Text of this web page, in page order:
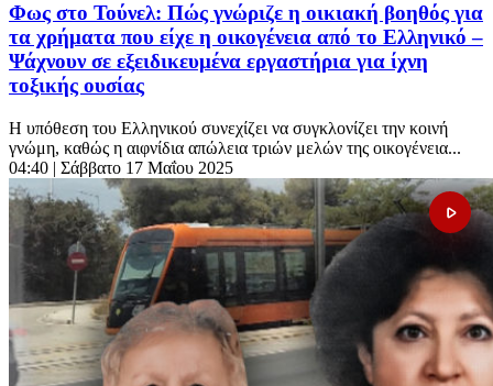
Φως στο Τούνελ: Πώς γνώριζε η οικιακή βοηθός για
τα χρήματα που είχε η οικογένεια από το Ελληνικό –
Ψάχνουν σε εξειδικευμένα εργαστήρια για ίχνη
τοξικής ουσίας
Η υπόθεση του Ελληνικού συνεχίζει να συγκλονίζει την κοινή
γνώμη, καθώς η αιφνίδια απώλεια τριών μελών της οικογένεια...
04:40 | Σάββατο 17 Μαΐου 2025